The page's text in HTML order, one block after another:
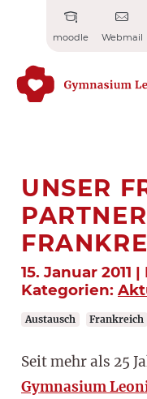
moodle Webmail
UNSER
15. Januar 2011
Kategorien:
Austausch Frankreich
Seit mehr als 25
Gymnasium